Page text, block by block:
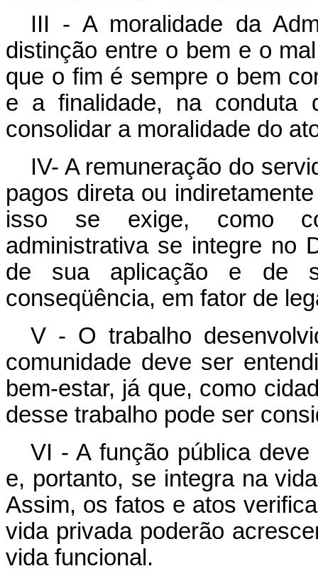
III - A moralidade da
distinção entre o bem e o
que o fim é sempre o bem
e a finalidade, na conduta
consolidar a moralidade do
IV- A remuneração do
pagos direta ou
isso se exige, como
administrativa se integre no
de sua aplicação e de
conseqüência, em fator de
V - O trabalho
comunidade deve ser
bem-estar, já que, como
desse trabalho pode ser
VI - A função pública
e, portanto, se integra na
Assim, os fatos e atos
vida privada poderão
vida funcional.